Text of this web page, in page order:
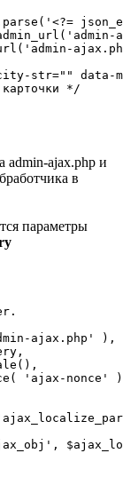
str="" data-
*/
admin-ajax.php и
в
параметры